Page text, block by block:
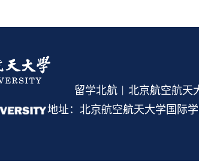
留学北航 | 北京航空航天
地址：北京航空航天大学国际